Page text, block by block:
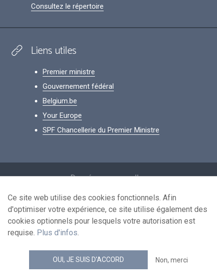
Consultez le répertoire
Liens utiles
Premier ministre
Gouvernement fédéral
Belgium.be
Your Europe
SPF Chancellerie du Premier Ministre
Données personnelles
Conditions de réutilisation
Contactez-nous
news.belgium flux RSS
© 2026 - news.belgium.be
Ce site web utilise des cookies fonctionnels. Afin
d'optimiser votre expérience, ce site utilise également des
cookies optionnels pour lesquels votre autorisation est
requise. Plus d'infos.
OUI, JE SUIS D'ACCORD Non, merci